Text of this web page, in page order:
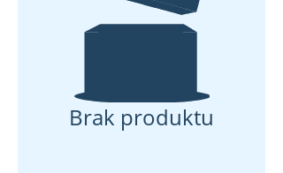
Brak produktu